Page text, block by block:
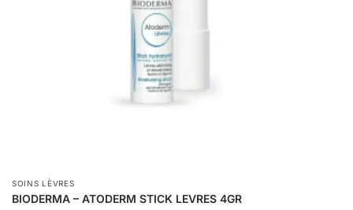
SOINS LÈVRES
BIODERMA – ATODERM STICK LEVRES 4GR